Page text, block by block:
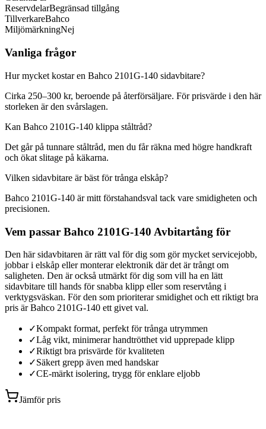
ReservdelarBegränsad tillgång
TillverkareBahco
MiljömärkningNej
Vanliga frågor
Hur mycket kostar en Bahco 2101G-140 sidavbitare?
Cirka 250–300 kr, beroende på återförsäljare. För prisvärde i den här
storleken är den svårslagen.
Kan Bahco 2101G-140 klippa ståltråd?
Det går på tunnare ståltråd, men du får räkna med högre handkraft
och ökat slitage på käkarna.
Vilken sidavbitare är bäst för trånga elskåp?
Bahco 2101G-140 är mitt förstahandsval tack vare smidigheten och
precisionen.
Vem passar Bahco 2101G-140 Avbitartång för
Den här sidavbitaren är rätt val för dig som gör mycket servicejobb,
jobbar i elskåp eller monterar elektronik där det är trångt om
saligheten. Den är också utmärkt för dig som vill ha en lätt
sidavbitare till hands för snabba klipp eller som reservtång i
verktygsväskan. För den som prioriterar smidighet och ett riktigt bra
pris är Bahco 2101G-140 ett givet val.
✓Kompakt format, perfekt för trånga utrymmen
✓Låg vikt, minimerar handtrötthet vid upprepade klipp
✓Riktigt bra prisvärde för kvaliteten
✓Säkert grepp även med handskar
✓CE-märkt isolering, trygg för enklare eljobb
Jämför pris